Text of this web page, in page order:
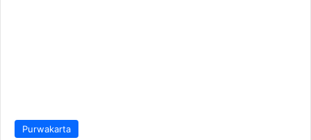
Purwakarta